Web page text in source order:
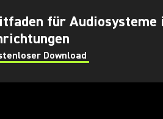
für Audiosysteme
Download
in a new tab)